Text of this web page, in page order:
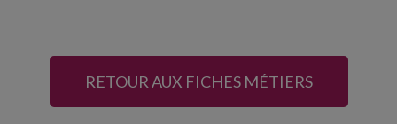
RETOUR AUX FICHES MÉTIERS